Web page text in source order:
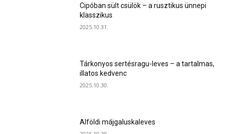
Cipóban sült csülök – a rusztikus ünnepi
klasszikus
2025.10.31.
Tárkonyos sertésragu-leves – a tartalmas,
illatos kedvenc
2025.10.30.
Alföldi májgaluskaleves